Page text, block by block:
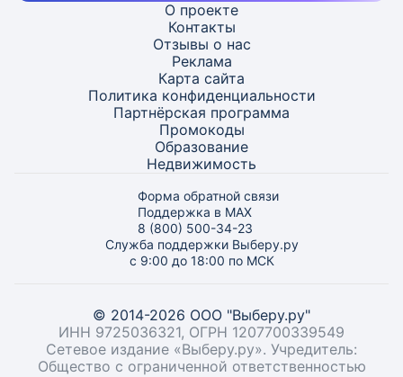
О проекте
Контакты
Отзывы о нас
Реклама
Карта сайта
Политика конфиденциальности
Партнёрская программа
Промокоды
Образование
Недвижимость
Форма обратной связи
Поддержка в MAX
8 (800) 500-34-23
Служба поддержки Выберу.ру
с 9:00 до 18:00 по МСК
© 2014-2026 ООО "Выберу.ру"
ИНН 9725036321, ОГРН 1207700339549
Сетевое издание «Выберу.ру». Учредитель:
Общество с ограниченной ответственностью